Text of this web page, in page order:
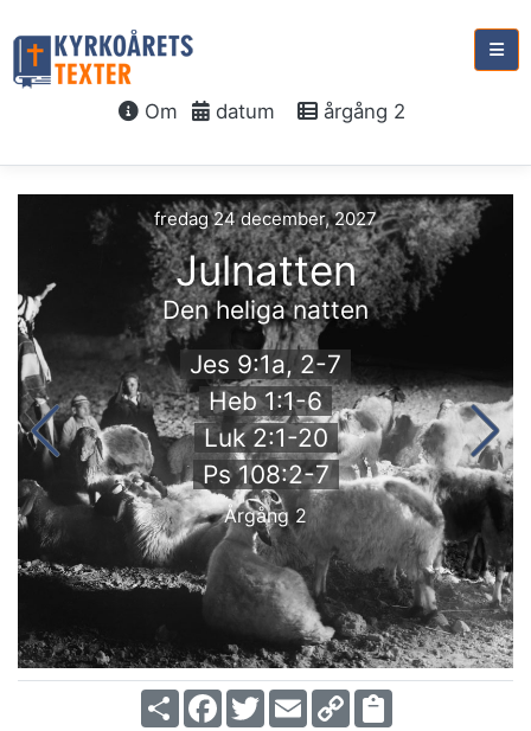
Om datum årgång 2
fredag 24 december, 2027
Julnatten
Den heliga natten
Jes 9:1a, 2-7
Heb 1:1-6
Luk 2:1-20
Ps 108:2-7
Årgång 2
ShareFacebook
TwitterEmailCopy
Link